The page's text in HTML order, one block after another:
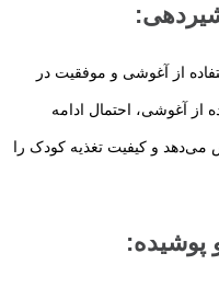
:
از آغوشی و موفقیت در
از آغوشی، احتمال ادامه
و کیفیت تغذیه کودک را
پوشیده: